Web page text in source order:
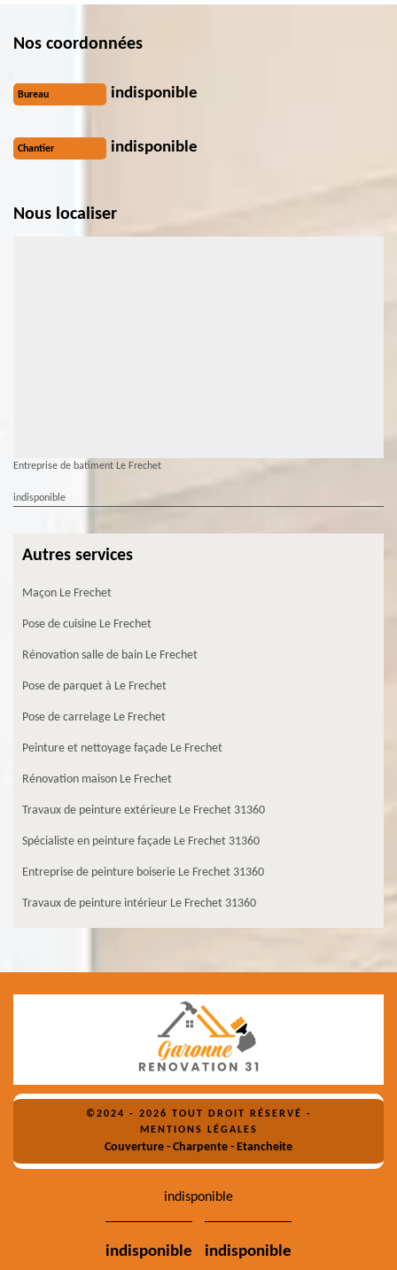
Nos coordonnées
Bureau indisponible
Chantier indisponible
Nous localiser
Entreprise de batiment Le Frechet
indisponible
Autres services
Maçon Le Frechet
Pose de cuisine Le Frechet
Rénovation salle de bain Le Frechet
Pose de parquet à Le Frechet
Pose de carrelage Le Frechet
Peinture et nettoyage façade Le Frechet
Rénovation maison Le Frechet
Travaux de peinture extérieure Le Frechet 31360
Spécialiste en peinture façade Le Frechet 31360
Entreprise de peinture boiserie Le Frechet 31360
Travaux de peinture intérieur Le Frechet 31360
©2024 - 2026 TOUT DROIT RÉSERVÉ -
MENTIONS LÉGALES
Couverture - Charpente - Etancheite
indisponible
indisponible indisponible